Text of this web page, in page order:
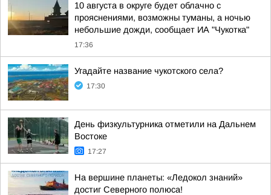
10 августа в округе будет облачно с
прояснениями, возможны туманы, а ночью
небольшие дожди, сообщает ИА "Чукотка"
17:36
Угадайте название чукотского села?
17:30
День физкультурника отметили на Дальнем
Востоке
17:27
На вершине планеты: «Ледокол знаний»
достиг Северного полюса!